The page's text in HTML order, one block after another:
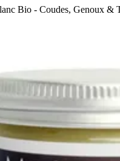
Bio - Coudes, Genoux &